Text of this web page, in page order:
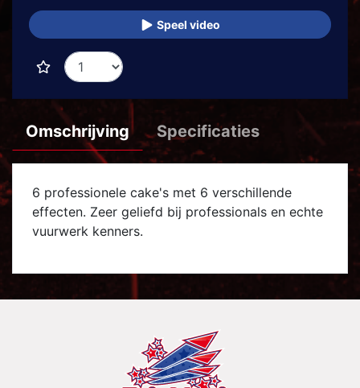
Speel video
Omschrijving Specificaties
6 professionele cake's met 6 verschillende
effecten. Zeer geliefd bij professionals en echte
vuurwerk kenners.